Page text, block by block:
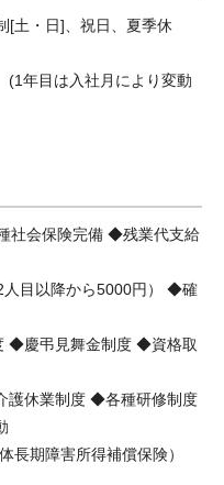
土・日]、祝日、夏季休
年目は入社月により変動
会保険完備 ◆残業代支給
目以降から5000円） ◆確
◆慶弔見舞金制度 ◆資格取
休業制度 ◆各種研修制度
期障害所得補償保険）